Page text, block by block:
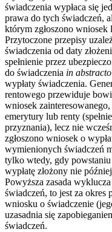
świadczenia wypłaca się
prawa do tych świadczeń,
którym zgłoszono
Przytoczone przepisy
świadczenia od daty
spełnienie przez
do świadczenia in abstracto
wypłaty świadczenia.
rentowego przewiduje
wniosek
emerytury lub renty
przyznania), lecz nie
zgłoszono wniosek o
wymienionych świadczeń
tylko wtedy, gdy
wypłatę złożony nie
Powyższa zasada
świadczeń, to jest za okres
wniosku o świadczenie
uzasadnia się
świadczeń.